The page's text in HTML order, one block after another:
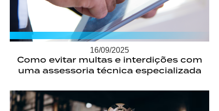
16/09/2025
Como evitar multas e interdições com
uma assessoria técnica especializada